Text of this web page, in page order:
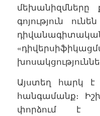
մեխանիզմները
գոյություն
Այստեղ հարկ է
հանգամանք։
փորձում է